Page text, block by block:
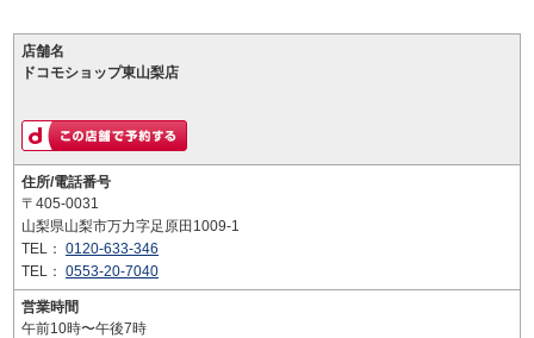
店舗名
ドコモショップ東山梨店
住所/電話番号
〒405-0031
山梨県山梨市万力字足原田1009-1
TEL： 0120-633-346
TEL： 0553-20-7040
営業時間
午前10時〜午後7時